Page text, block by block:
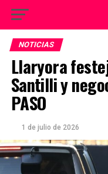
NOTICIAS
Llaryora
Santilli y
PASO
1 de julio de 2026